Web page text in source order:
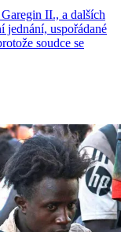
II., a dalších
jednání, uspořádané
soudce se